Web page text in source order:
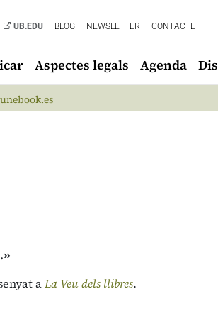
UB.EDU BLOG NEWSLETTER CONTACTE
Aspectes legals Agenda
unebook.es
aLa Veu dels llibres.